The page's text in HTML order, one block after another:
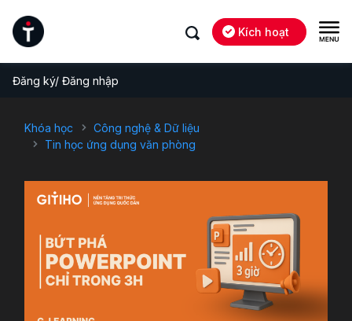
Kích hoạt
Đăng ký/ Đăng nhập
Khóa học
Công nghệ & Dữ liệu
Tin học ứng dụng văn phòng